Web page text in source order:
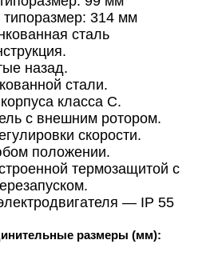
314 мм
сталь
назад.
стали.
класса С.
с внешним ротором.
скорости.
положении.
термозащитой с
— IP 55
размеры (мм):